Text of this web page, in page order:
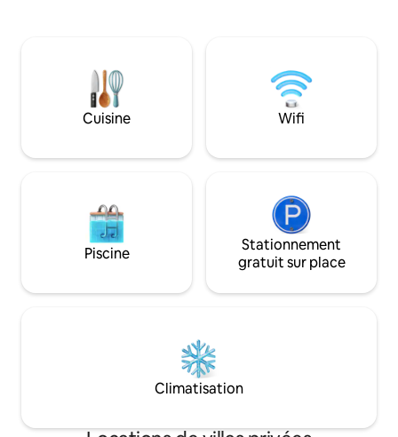
courant dans d'autres villas. Maison en
maçonnerie solide, carrelage italien.
Excellente eau potable car l'eau de pluie
est filtrée aux UV. Kayaks et planches de
sont les bienvenus.
chambres situées
séparés pour un
Toutes les
Cuisine Wifi
Piscine
Stationnement
gratuit sur place
Climatisation